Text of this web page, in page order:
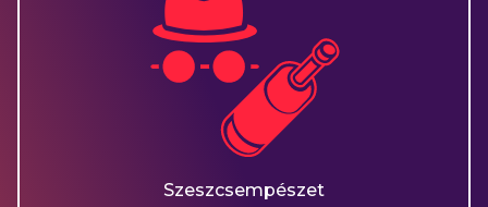
Szeszcsempészet